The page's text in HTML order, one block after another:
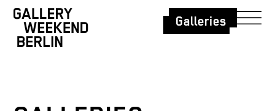
Galleries